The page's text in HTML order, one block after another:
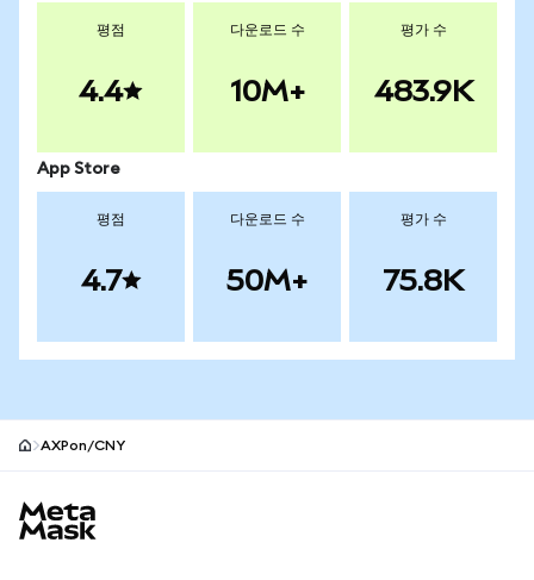
평점
4.4
다운로드 수
10M+
평가 수
483.9K
App Store
평점
4.7
다운로드 수
50M+
평가 수
75.8K
AXPon/CNY